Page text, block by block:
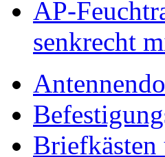
AP-
senkrecht